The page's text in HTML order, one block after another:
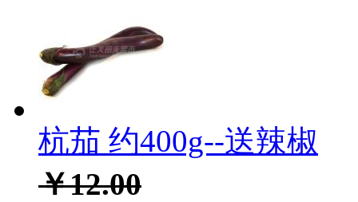
杭茄 约400g--送辣椒
￥12.00